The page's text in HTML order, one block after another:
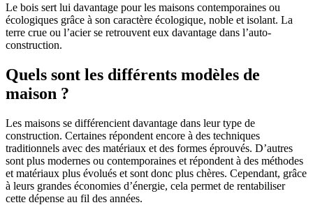
Le bois sert lui davantage pour les maisons contemporaines ou
écologiques grâce à son caractère écologique, noble et isolant. La
terre crue ou l’acier se retrouvent eux davantage dans l’auto-
construction.
Quels sont les différents modèles de
maison ?
Les maisons se différencient davantage dans leur type de
construction. Certaines répondent encore à des techniques
traditionnels avec des matériaux et des formes éprouvés. D’autres
sont plus modernes ou contemporaines et répondent à des méthodes
et matériaux plus évolués et sont donc plus chères. Cependant, grâce
à leurs grandes économies d’énergie, cela permet de rentabiliser
cette dépense au fil des années.